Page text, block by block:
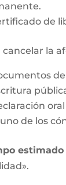
de
cancelar la
uno de los